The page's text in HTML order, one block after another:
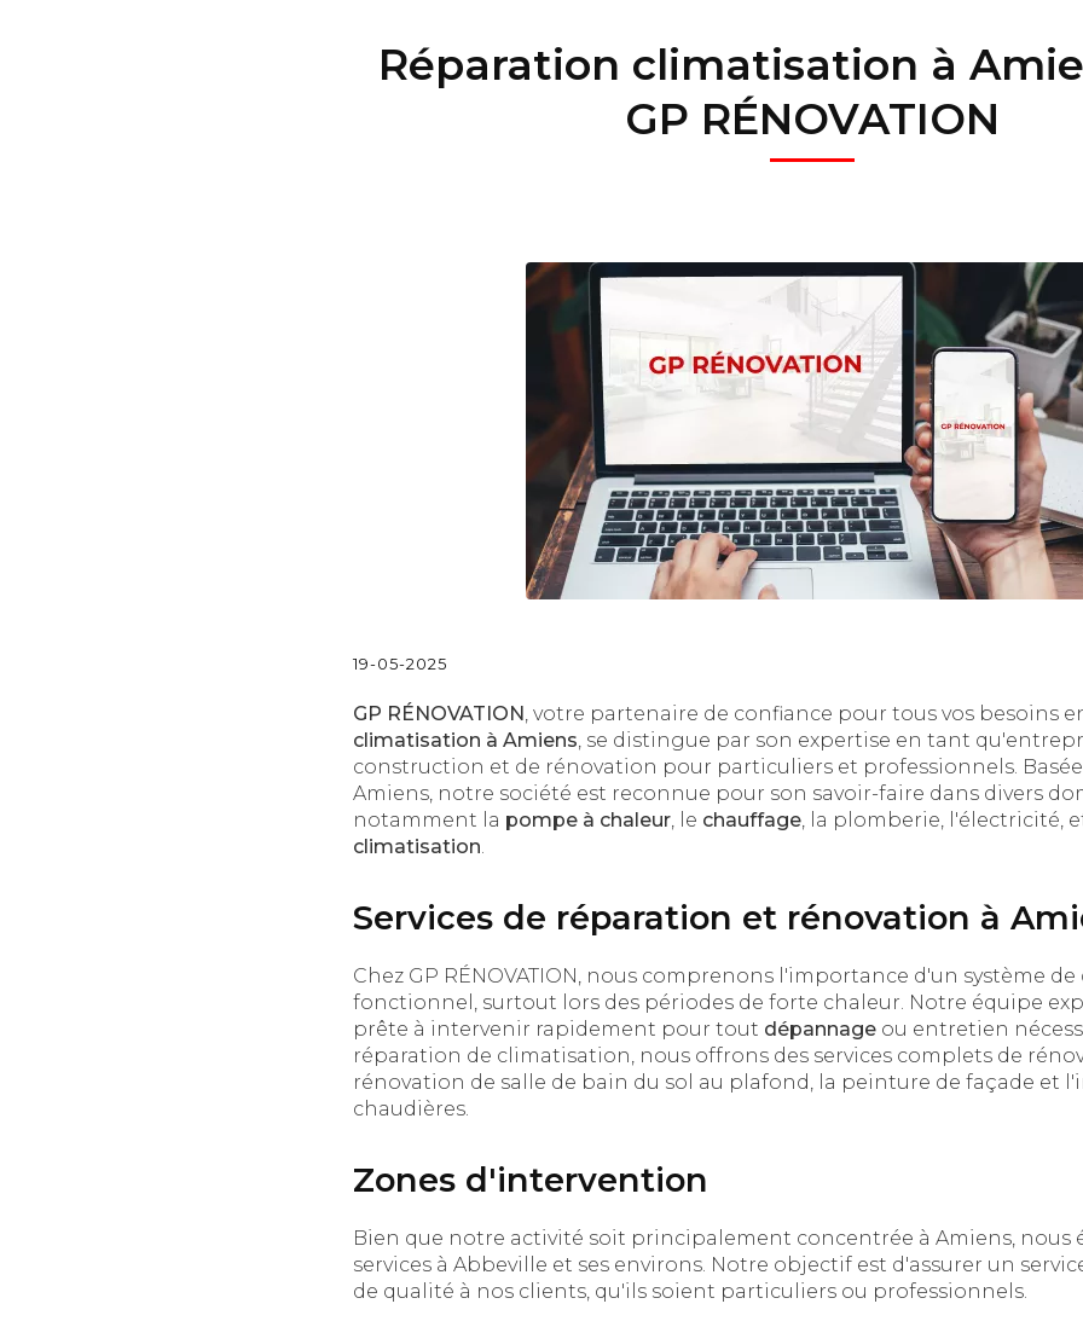
Réparation climatisation à
GP RÉNOVATION
19-05-2025
GP RÉNOVATION , votre partenaire de confiance pour tous vos besoins
climatisation à Amiens, se distingue par son expertise en tant
construction et de rénovation pour particuliers et professionnels.
Amiens, notre société est reconnue pour son savoir-faire dans divers
notamment la pompe à chaleur, le chauffage, la plomberie, l'électricité,
climatisation.
Services de réparation et rénovation à
Chez GP RÉNOVATION, nous comprenons l'importance d'un système
fonctionnel, surtout lors des périodes de forte chaleur. Notre équipe
prête à intervenir rapidement pour tout dépannage ou entretien
réparation de climatisation, nous offrons des services complets de
rénovation de salle de bain du sol au plafond, la peinture de façade et
chaudières.
Zones d'intervention
Bien que notre activité soit principalement concentrée à Amiens, nous
services à Abbeville et ses environs. Notre objectif est d'assurer un
de qualité à nos clients, qu'ils soient particuliers ou professionnels.